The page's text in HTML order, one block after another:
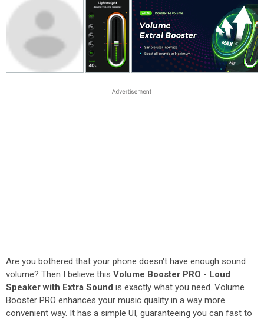
Are you bothered that your phone doesn't have enough sound
volume? Then I believe this Volume Booster PRO - Loud
Speaker with Extra Sound is exactly what you need. Volume
Booster PRO enhances your music quality in a way more
convenient way. It has a simple UI, guaranteeing you can fast to